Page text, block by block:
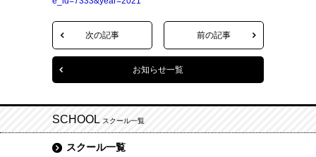
次の記事 前の記事
お知らせ一覧
SCHOOL スクール一覧
スクール一覧